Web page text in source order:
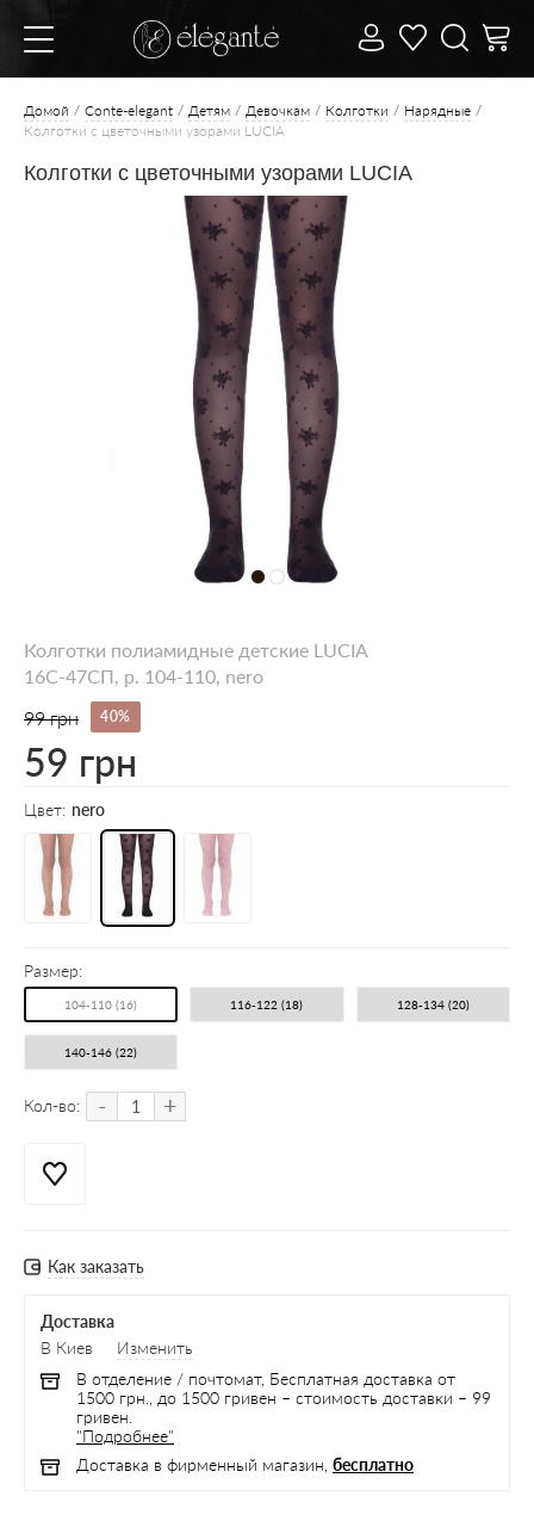
Домой Conte-elegant Детям Девочкам Колготки
Нарядные
Колготки с цветочными узорами LUCIA
Колготки с цветочными узорами LUCIA
Колготки полиамидные детские LUCIA
16С-47СП, p. 104-110, nero
99 грн
40%
59 грн
Цвет: nero
Размер:
104-110 (16) 116-122 (18) 128-134 (20)
140-146 (22)
Кол-во: - +
Как заказать
Доставка
В Киев
Изменить
В отделение / почтомат, Бесплатная доставка от
1500 грн., до 1500 гривен – стоимость доставки – 99
гривен.
"Подробнее"
Доставка в фирменный магазин, бесплатно